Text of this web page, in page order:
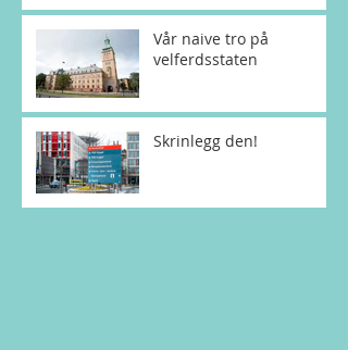
Vår naive tro på
velferdsstaten
Skrinlegg den!